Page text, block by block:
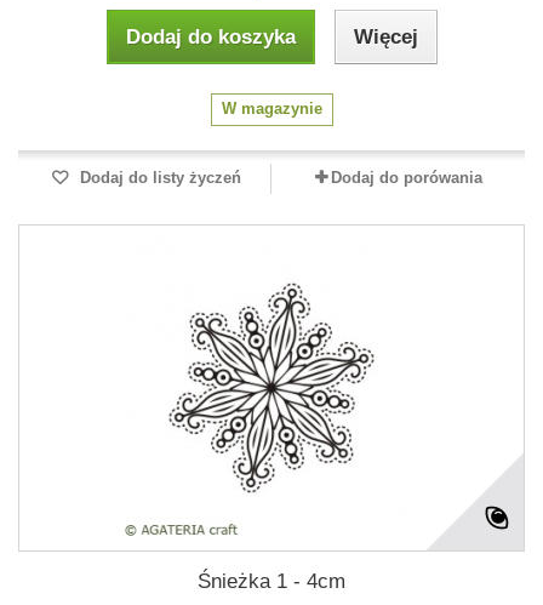
Dodaj do koszyka Więcej
W magazynie
Dodaj do listy życzeń Dodaj do porówania
Śnieżka 1 - 4cm